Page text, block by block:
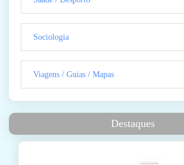
Sociologia
Viagens / Guias / Mapas
Destaques